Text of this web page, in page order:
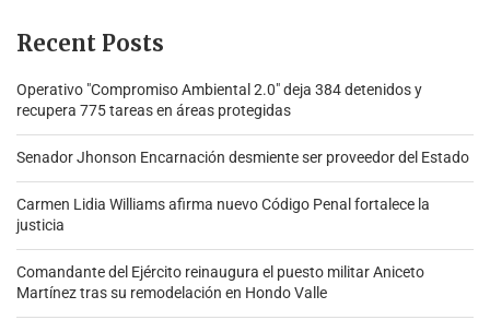
Recent Posts
Operativo "Compromiso Ambiental 2.0″ deja 384 detenidos y
recupera 775 tareas en áreas protegidas
Senador Jhonson Encarnación desmiente ser proveedor del Estado
Carmen Lidia Williams afirma nuevo Código Penal fortalece la
justicia
Comandante del Ejército reinaugura el puesto militar Aniceto
Martínez tras su remodelación en Hondo Valle